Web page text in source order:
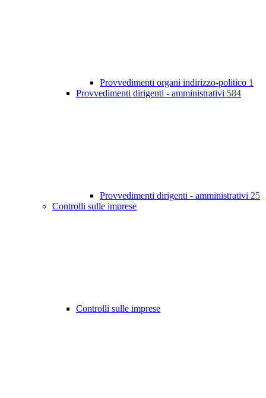
Provvedimenti organi indirizzo-politico 1
Provvedimenti dirigenti - amministrativi 584
Provvedimenti dirigenti - amministrativi 25
Controlli sulle imprese
Controlli sulle imprese